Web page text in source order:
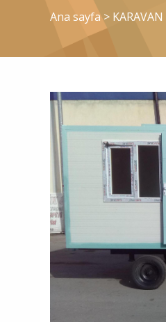
Ana sayfa > KARAVAN